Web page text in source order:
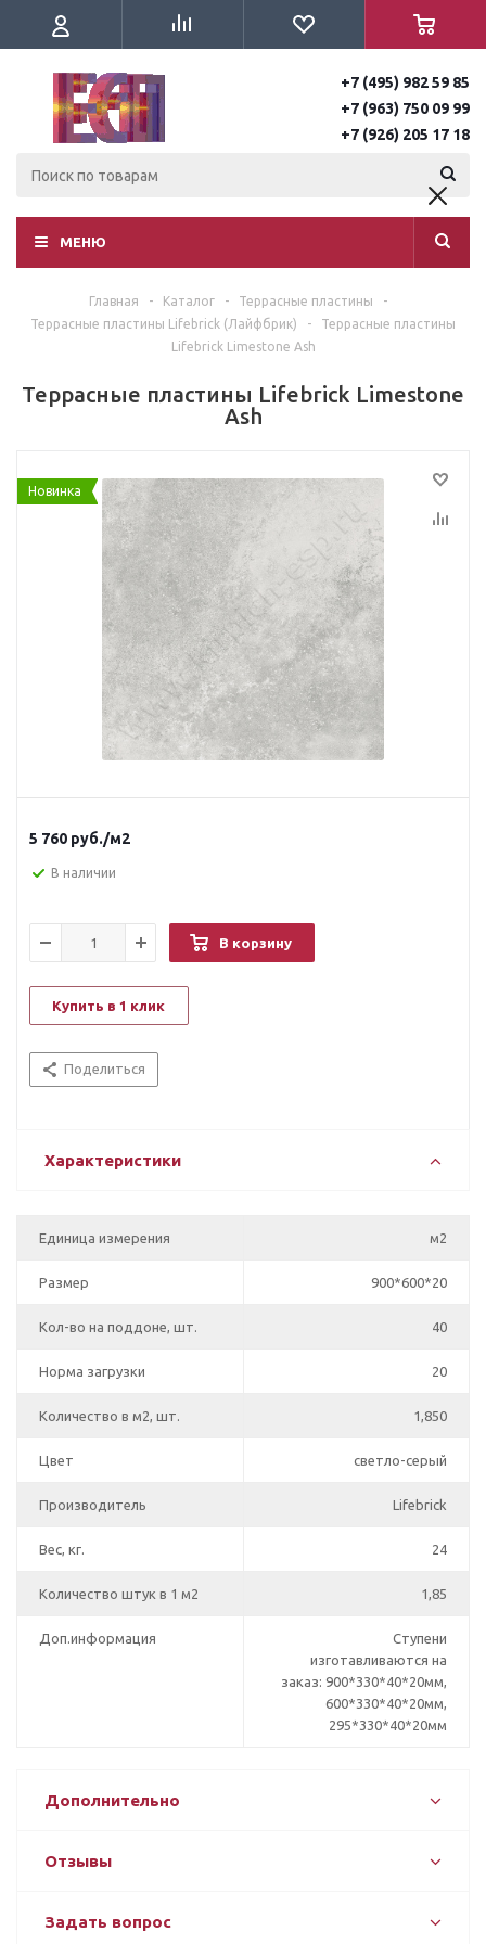
+7 (495) 982 59 85
+7 (963) 750 09 99
+7 (926) 205 17 18
МЕНЮ
Главная - Каталог - Террасные пластины
-
Террасные пластины Lifebrick (Лайфбрик)
-
Террасные пластины
Lifebrick Limestone Ash
Террасные пластины Lifebrick Limestone
Ash
Новинка
5 760 руб./м2
В наличии
В корзину
Купить в 1 клик
Поделиться
Характеристики
Единица измерения м2
Размер 900*600*20
Кол-во на поддоне, шт. 40
Норма загрузки 20
Количество в м2, шт. 1,850
Цвет светло-серый
Производитель Lifebrick
Вес, кг. 24
Количество штук в 1 м2 1,85
Доп.информация
Ступени
изготавливаются на
заказ: 900*330*40*20мм,
600*330*40*20мм,
295*330*40*20мм
Дополнительно
Отзывы
Задать вопрос